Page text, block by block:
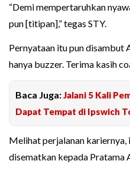
“Demi mempertaruhkan
pun [titipan],” tegas STY.
Pernyataan itu pun disambut
hanya buzzer. Terima kasih
Baca Juga: Jalani 5 Kali
Dapat Tempat di Ipswich
Melihat perjalanan
disematkan kepada Pratama